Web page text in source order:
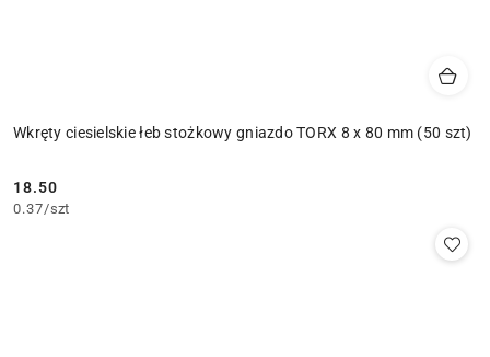
Wkręty ciesielskie łeb stożkowy gniazdo TORX 8 x 80 mm (50 szt)
Cena:
18.50
0.37/szt